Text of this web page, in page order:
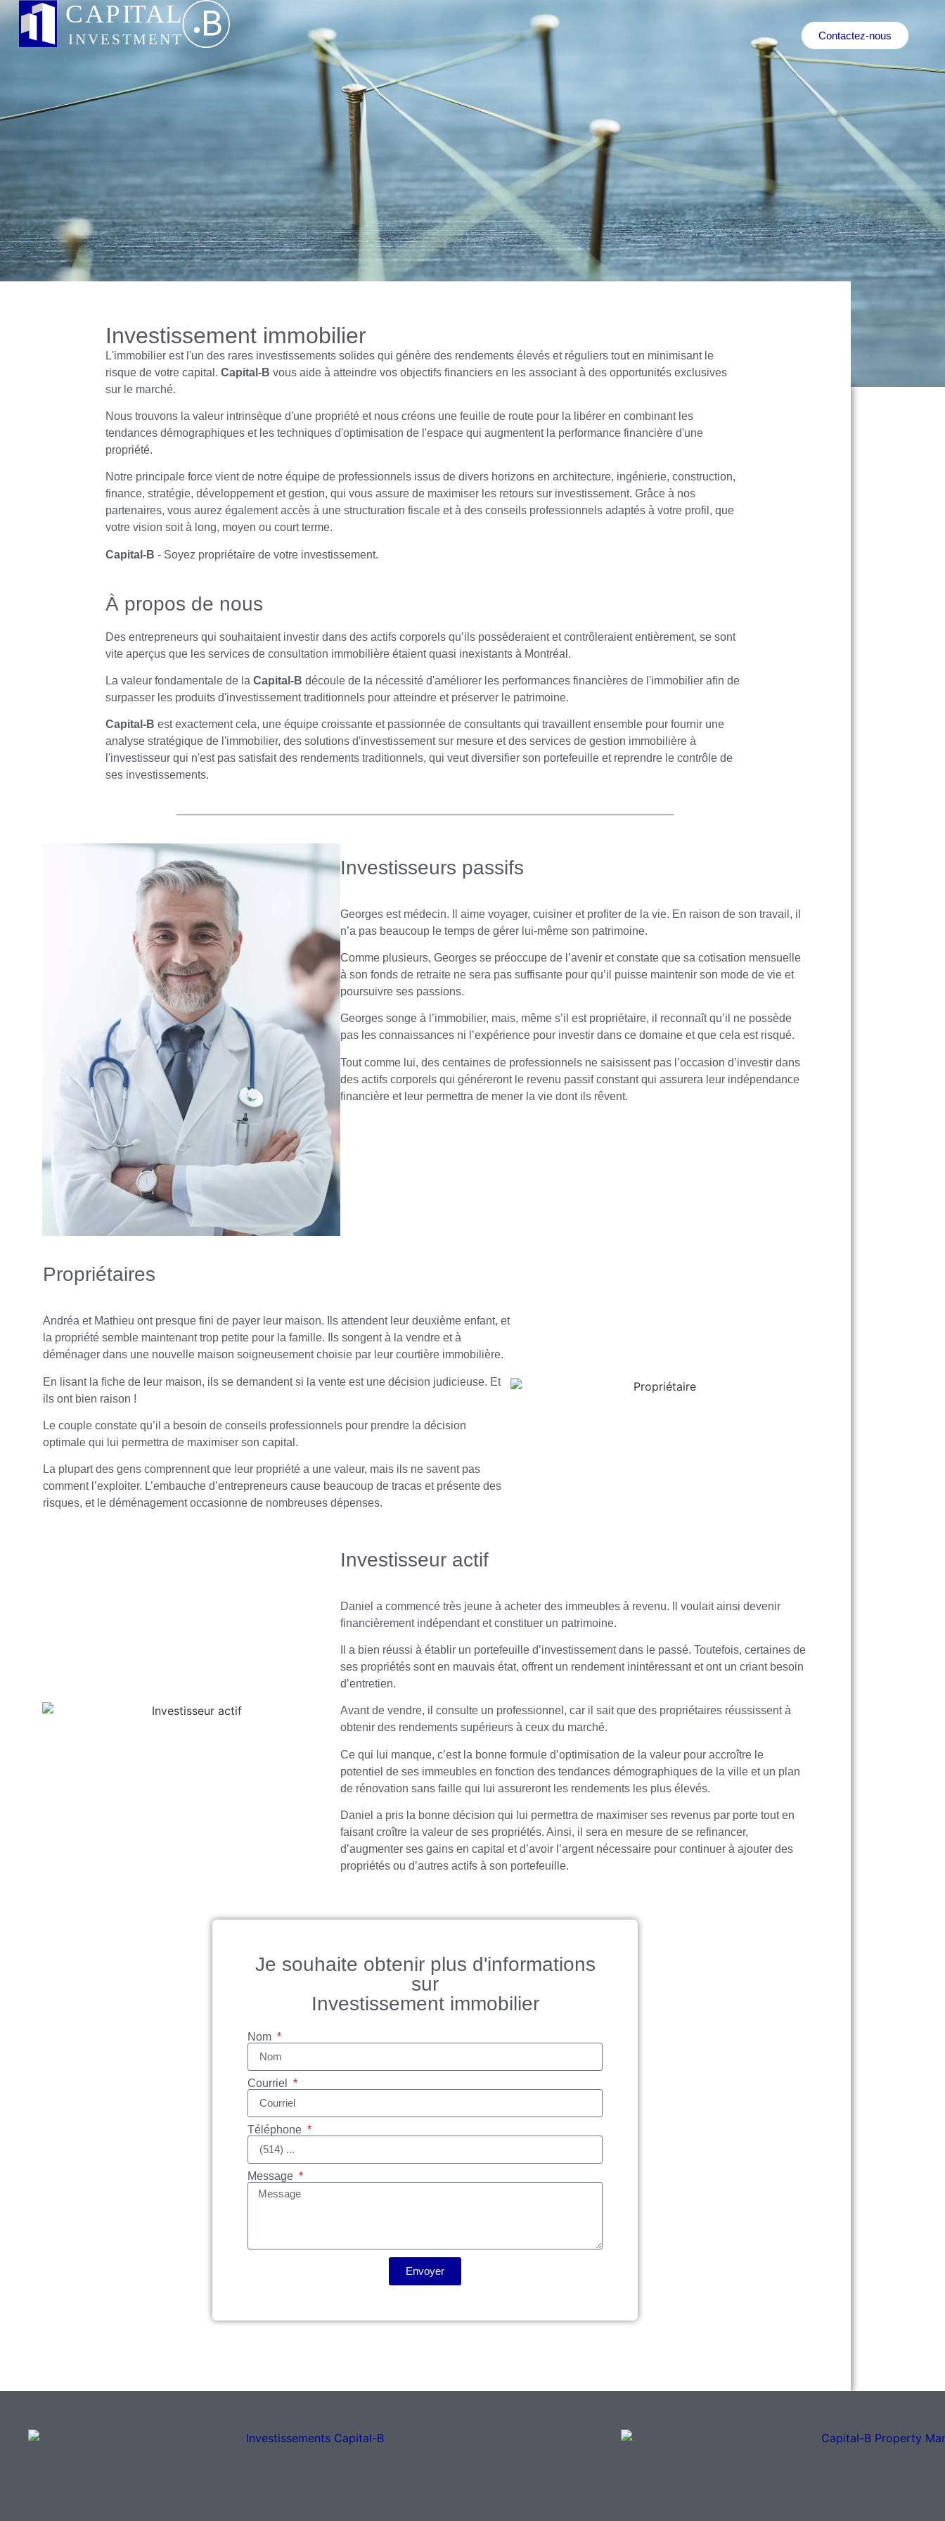
Contactez-nous
Investissement immobilier
L'immobilier est l'un des rares investissements solides qui génère des rendements élevés et réguliers tout en minimisant le
risque de votre capital.Capital-B vous aide à atteindre vos objectifs financiers en les associant à des opportunités exclusives
sur le marché.
Nous trouvons la valeur intrinsèque d'une propriété et nous créons une feuille de route pour la libérer en combinant les
tendances démographiques et les techniques d'optimisation de l'espace qui augmentent la performance financière d'une
propriété.
Notre principale force vient de notre équipe de professionnels issus de divers horizons en architecture, ingénierie, construction,
finance, stratégie, développement et gestion, qui vous assure de maximiser les retours sur investissement. Grâce à nos
partenaires, vous aurez également accès à une structuration fiscale et à des conseils professionnels adaptés à votre profil, que
votre vision soit à long, moyen ou court terme.
Capital-B - Soyez propriétaire de votre investissement.
À propos de nous
Des entrepreneurs qui souhaitaient investir dans des actifs corporels qu’ils posséderaient et contrôleraient entièrement, se sont
vite aperçus que les services de consultation immobilière étaient quasi inexistants à Montréal.
La valeur fondamentale de laCapital-B découle de la nécessité d'améliorer les performances financières de l'immobilier afin de
surpasser les produits d'investissement traditionnels pour atteindre et préserver le patrimoine.
Capital-B est exactement cela, une équipe croissante et passionnée de consultants qui travaillent ensemble pour fournir une
analyse stratégique de l'immobilier, des solutions d'investissement sur mesure et des services de gestion immobilière à
l'investisseur qui n'est pas satisfait des rendements traditionnels, qui veut diversifier son portefeuille et reprendre le contrôle de
ses investissements.
Investisseurs passifs
Georges est médecin. Il aime voyager, cuisiner et profiter de la vie. En raison de son travail, il
n’a pas beaucoup le temps de gérer lui-même son patrimoine.
Comme plusieurs, Georges se préoccupe de l’avenir et constate que sa cotisation mensuelle
à son fonds de retraite ne sera pas suffisante pour qu’il puisse maintenir son mode de vie et
poursuivre ses passions.
Georges songe à l’immobilier, mais, même s’il est propriétaire, il reconnaît qu’il ne possède
pas les connaissances ni l’expérience pour investir dans ce domaine et que cela est risqué.
Tout comme lui, des centaines de professionnels ne saisissent pas l’occasion d’investir dans
des actifs corporels qui généreront le revenu passif constant qui assurera leur indépendance
financière et leur permettra de mener la vie dont ils rêvent.
Propriétaires
Andréa et Mathieu ont presque fini de payer leur maison. Ils attendent leur deuxième enfant, et
la propriété semble maintenant trop petite pour la famille. Ils songent à la vendre et à
déménager dans une nouvelle maison soigneusement choisie par leur courtière immobilière.
En lisant la fiche de leur maison, ils se demandent si la vente est une décision judicieuse. Et
ils ont bien raison !
Le couple constate qu’il a besoin de conseils professionnels pour prendre la décision
optimale qui lui permettra de maximiser son capital.
La plupart des gens comprennent que leur propriété a une valeur, mais ils ne savent pas
comment l’exploiter. L’embauche d’entrepreneurs cause beaucoup de tracas et présente des
risques, et le déménagement occasionne de nombreuses dépenses.
Investisseur actif
Daniel a commencé très jeune à acheter des immeubles à revenu. Il voulait ainsi devenir
financièrement indépendant et constituer un patrimoine.
Il a bien réussi à établir un portefeuille d’investissement dans le passé. Toutefois, certaines de
ses propriétés sont en mauvais état, offrent un rendement inintéressant et ont un criant besoin
d’entretien.
Avant de vendre, il consulte un professionnel, car il sait que des propriétaires réussissent à
obtenir des rendements supérieurs à ceux du marché.
Ce qui lui manque, c’est la bonne formule d’optimisation de la valeur pour accroître le
potentiel de ses immeubles en fonction des tendances démographiques de la ville et un plan
de rénovation sans faille qui lui assureront les rendements les plus élevés.
Daniel a pris la bonne décision qui lui permettra de maximiser ses revenus par porte tout en
faisant croître la valeur de ses propriétés. Ainsi, il sera en mesure de se refinancer,
d’augmenter ses gains en capital et d’avoir l’argent nécessaire pour continuer à ajouter des
propriétés ou d’autres actifs à son portefeuille.
Je souhaite obtenir plus d'informations
sur
Investissement immobilier
Nom
Courriel
Téléphone
Message
Envoyer